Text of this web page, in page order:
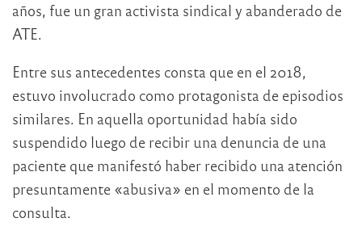
años, fue un gran activista sindical y abanderado de
ATE.
Entre sus antecedentes consta que en el 2018,
estuvo involucrado como protagonista de episodios
similares. En aquella oportunidad había sido
suspendido luego de recibir una denuncia de una
paciente que manifestó haber recibido una atención
presuntamente «abusiva» en el momento de la
consulta.